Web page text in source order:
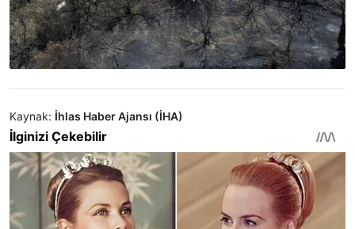
Kaynak: İhlas Haber Ajansı (İHA)